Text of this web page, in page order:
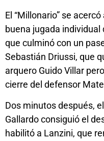
El “Millonario” se
buena jugada
que culminó con un
Sebastián Driussi, que
arquero Guido Villar
cierre del defensor
Dos minutos después,
Gallardo consiguió el
habilitó a Lanzini, que